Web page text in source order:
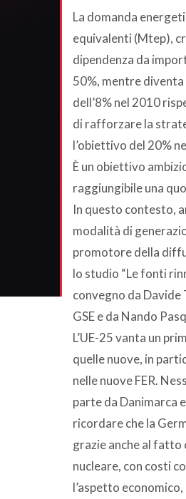
La domanda
equivalenti (Mtep),
dipendenza da
50%, mentre
dell’8% nel 2010
di rafforzare la
l’obiettivo del 20%
È un obiettivo
raggiungibile una
In questo contesto,
modalità di
promotore della
lo studio “Le fonti
convegno da
GSE e da Nando
L’UE-25 vanta un
quelle nuove, in
nelle nuove FER.
parte da Danimarca
ricordare che la
grazie anche al fatto
nucleare, con costi
l’aspetto